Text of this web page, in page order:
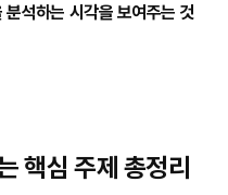
분석하는 시각을 보여주는 것
핵심 주제 총정리